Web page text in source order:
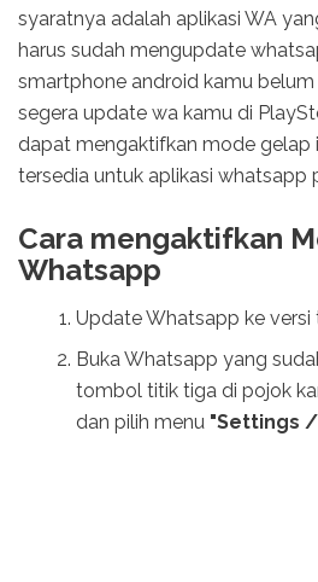
syaratnya adalah aplikasi WA
harus sudah mengupdate
smartphone android kamu
segera update wa kamu di
dapat mengaktifkan mode gelap
tersedia untuk aplikasi whatsapp
Cara mengaktifkan
Whatsapp
Update Whatsapp ke versi
Buka Whatsapp yang
tombol titik tiga di pojok
dan pilih menu "Settings